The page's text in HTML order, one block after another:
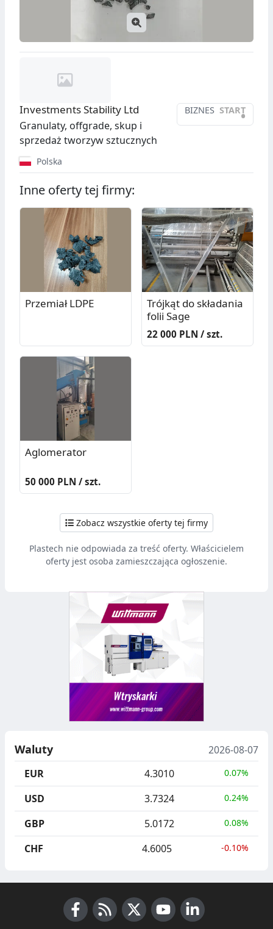
BIZNES START
•
Investments Stability Ltd
Granulaty, offgrade, skup i
sprzedaż tworzyw sztucznych
Polska
Inne oferty tej firmy:
Przemiał LDPE
Trójkąt do składania
folii Sage
22 000 PLN / szt.
Aglomerator
50 000 PLN / szt.
Zobacz wszystkie oferty tej firmy
Plastech nie odpowiada za treść oferty. Właścicielem
oferty jest osoba zamieszczająca ogłoszenie.
Waluty
2026-08-07
EUR
4.3010 0.07%
USD 3.7324 0.24%
GBP 5.0172 0.08%
CHF 4.6005 -0.10%